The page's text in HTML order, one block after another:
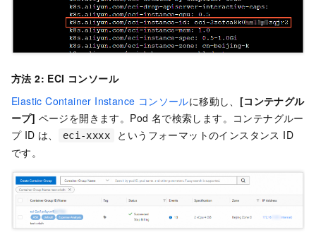
方法 2: ECI コンソール
Elastic Container Instance コンソールに移動し、 [コンテナグル
ープ] ページを開きます。Pod 名で検索します。コンテナグルー
プ ID は、
eci-xxxx
というフォーマットのインスタンス ID
です。